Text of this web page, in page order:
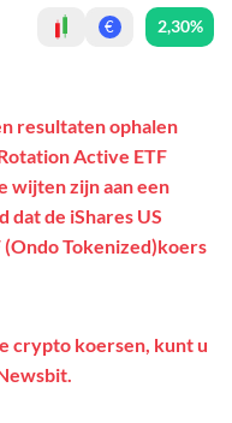
€ 2,30%
resultaten ophalen
Active ETF
wijten zijn aan een
de iShares US
Tokenized)koers
crypto koersen, kunt u